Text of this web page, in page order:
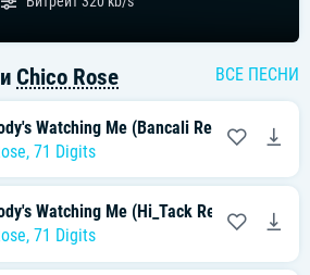
Chico Rose ВСЕ ПЕСНИ
Watching Me (Bancali Remix)
, 71 Digits
Watching Me (Hi_Tack Remix)
, 71 Digits